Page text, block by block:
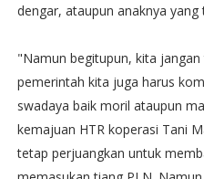
dengar, ataupun anaknya yang
"Namun begitupun, kita
pemerintah kita juga harus
swadaya baik moril ataupun
kemajuan HTR koperasi Tani
tetap perjuangkan untuk